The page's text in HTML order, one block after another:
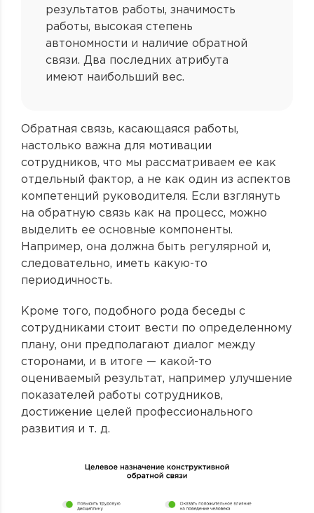
результатов работы, значимость
работы, высокая степень
автономности и наличие обратной
связи. Два последних атрибута
имеют наибольший вес.
Обратная связь, касающаяся работы,
настолько важна для мотивации
сотрудников, что мы рассматриваем ее как
отдельный фактор, а не как один из аспектов
компетенций руководителя. Если взглянуть
на обратную связь как на процесс, можно
выделить ее основные компоненты.
Например, она должна быть регулярной и,
следовательно, иметь какую-то
периодичность.
Кроме того, подобного рода беседы с
сотрудниками стоит вести по определенному
плану, они предполагают диалог между
сторонами, и в итоге — какой-то
оцениваемый результат, например улучшение
показателей работы сотрудников,
достижение целей профессионального
развития и т. д.